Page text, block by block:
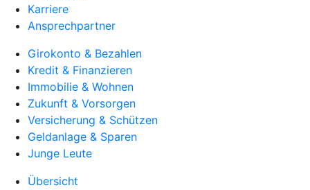
Karriere
Ansprechpartner
Girokonto & Bezahlen
Kredit & Finanzieren
Immobilie & Wohnen
Zukunft & Vorsorgen
Versicherung & Schützen
Geldanlage & Sparen
Junge Leute
Übersicht